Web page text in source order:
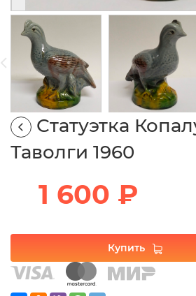
Статуэтка
Таволги 1960
1 600 ₽
Купить